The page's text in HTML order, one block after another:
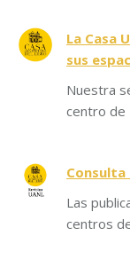
La Casa
sus
Nuestra
centro
Las
centros